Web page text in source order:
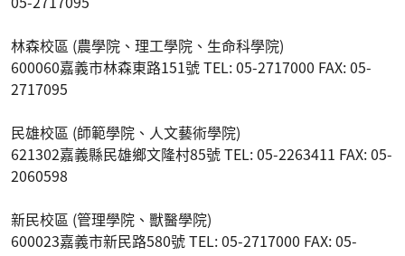
林森校區 (農學院、理工學院、生命科學院)
600060嘉義市林森東路151號 TEL: 05-2717000 FAX: 05-
2717095
民雄校區 (師範學院、人文藝術學院)
621302嘉義縣民雄鄉文隆村85號 TEL: 05-2263411 FAX: 05-
2060598
新民校區 (管理學院、獸醫學院)
600023嘉義市新民路580號 TEL: 05-2717000 FAX: 05-